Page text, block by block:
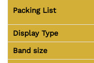
Packing List
Display Type
Band size